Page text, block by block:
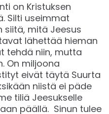
on Kristuksen
Silti useimmat
mitä Jeesus
lähettää hieman
tehdä niin, mutta
On miljoona
eivät täytä Suurta
niistä ei päde
tiliä Jeesukselle
päällä. Sinun tulee